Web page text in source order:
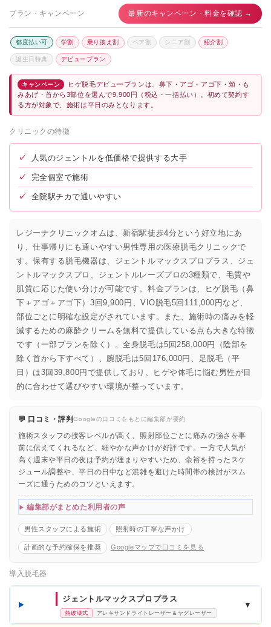
プラン・キャンペーン 最新のキャンペーン・料金を確認 →
都度払い可 学割 乗り換え割 ペア割 シニア割 紹介割
誕生日特典 デビュープラン
キャンペーン
ヒゲ脱毛デビュープランは、鼻下・アゴ・アゴ下・頬・も
みあげ・首から3部位を選んで9,900円（税込・一括払い）。初めて契約す
る方が対象で、施術は平日のみとなります。
クリニックの特徴
✓ 人気のジェントルを低価格で提供する大手
✓ 完全個室で施術
✓ 全院駅チカで通いやすい
レジーナクリニックオムは、新宿駅徒歩4分という好立地にあ
り、仕事帰りにも通いやすい男性専用の医療脱毛クリニックで
す。保有する脱毛機器は、ジェントルマックスプロプラス、ジェ
ントルマックスプロ、ジェントルレーズプロの3種類で、毛質や
肌質に応じた使い分けが可能です。料金プランは、ヒゲ脱毛（鼻
下＋アゴ＋アゴ下）3回9,900円、VIO脱毛5回111,000円など、
部位ごとに明確な設定がされています。また、施術時の痛みを軽
減するための麻酔クリームを無料で提供している点も大きな特徴
です（一部プランを除く）。全身脱毛は5回258,000円（陰部を
除く首から下すべて）、腕脱毛は5回176,000円、足脱毛（平
日）は3回39,800円で提供しており、ヒゲや体毛に悩む男性が目
的に合わせて選びやすい環境が整っています。
💬 口コミ・評判Googleの口コミをもとに編集部が要約
施術スタッフの接客レベルが高く、照射部位ごとに痛みの強さを事
前に伝えてくれるなど、細やかな声かけが好評です。一方で人気が
高く週末や平日の夜は予約が埋まりやすいため、余裕を持ったスケ
ジュール調整や、平日の日中など混雑を避けた時間帯の検討がスム
ーズに通うためのコツといえます。
編集部がまとめた利用者の声
男性スタッフによる施術 照射時の丁寧な声かけ
計画的な予約確保を推奨 Googleマップで口コミを見る
導入脱毛器
ジェントルマックスプロプラス
熱破壊式 アレキサンドライトレーザー＆ヤグレーザー
▼